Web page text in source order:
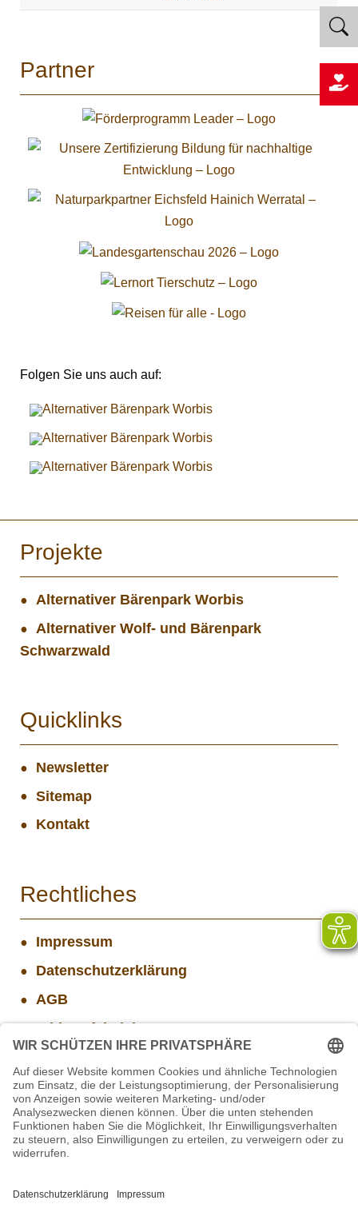
Partner
Folgen Sie uns auch auf:
Projekte
Alternativer Bärenpark Worbis
Alternativer Wolf- und Bärenpark
Schwarzwald
Quicklinks
Newsletter
Sitemap
Kontakt
Rechtliches
Impressum
Datenschutzerklärung
AGB
Widerrufsbelehrung
Aktuelle Stellenangebote
STIFTUNG für BÄREN - Stellvertretende